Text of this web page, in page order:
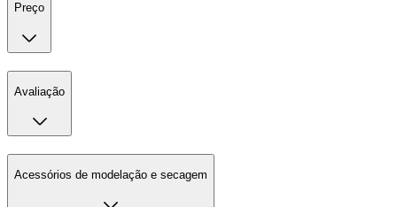
Preço
Avaliação
Acessórios de modelação e secagem